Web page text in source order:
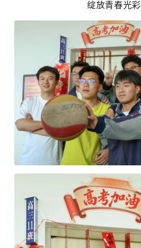
绽放青春光彩